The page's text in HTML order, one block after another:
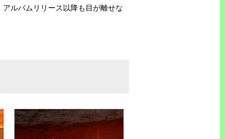
ルバムリリース以降も目が離せな